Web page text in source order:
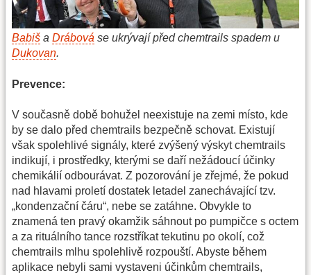
Babiš a Drábová se ukrývají před chemtrails spadem u
Dukovan.
Prevence:
V současně době bohužel neexistuje na zemi místo, kde
by se dalo před chemtrails bezpečně schovat. Existují
však spolehlivé signály, které zvýšený výskyt chemtrails
indikují, i prostředky, kterými se daří nežádoucí účinky
chemikálií odbourávat. Z pozorování je zřejmé, že pokud
nad hlavami proletí dostatek letadel zanechávající tzv.
„kondenzační čáru“, nebe se zatáhne. Obvykle to
znamená ten pravý okamžik sáhnout po pumpičce s octem
a za rituálního tance rozstříkat tekutinu po okolí, což
chemtrails mlhu spolehlivě rozpouští. Abyste během
aplikace nebyli sami vystaveni účinkům chemtrails,